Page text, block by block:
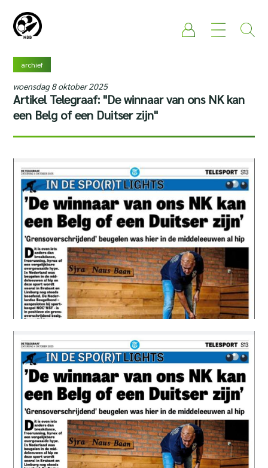
archief
woensdag 8 oktober 2025
Artikel Telegraaf: "De winnaar van ons NK kan
een Belg of een Duitser zijn"